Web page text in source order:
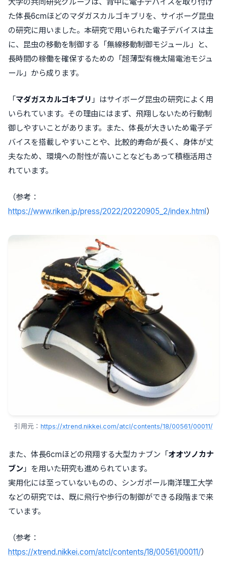
大学の共同研究グループは、背中に電子デバイスを取り付け
た体長6cmほどのマダガスカルゴキブリを、サイボーグ昆虫
の研究に用いました。本研究で用いられた電子デバイスは主
に、昆虫の移動を制御する「無線移動制御モジュール」と、
長時間の稼働を確保するための「超薄型有機太陽電池モジュ
ール」から成ります。
「 マダガスカルゴキブリ 」はサイボーグ昆虫の研究によく用
いられています。その理由にはまず、飛翔しないため行動制
御しやすいことがあります。また、体長が大きいため電子デ
バイスを搭載しやすいことや、比較的寿命が長く、身体が丈
夫なため、環境への耐性が高いことなどもあって積極活用さ
れています。
（参考：
https://www.riken.jp/press/2022/20220905_2/index.html ）
引用元： https://xtrend.nikkei.com/atcl/contents/18/00561/00011/
また、体長6cmほどの飛翔する大型カナブン「オオツノカナ
ブン 」を用いた研究も進められています。
実用化には至っていないものの、シンガポール南洋理工大学
などの研究では、既に飛行や歩行の制御ができる段階まで来
ています。
（参考：
https://xtrend.nikkei.com/atcl/contents/18/00561/00011/）